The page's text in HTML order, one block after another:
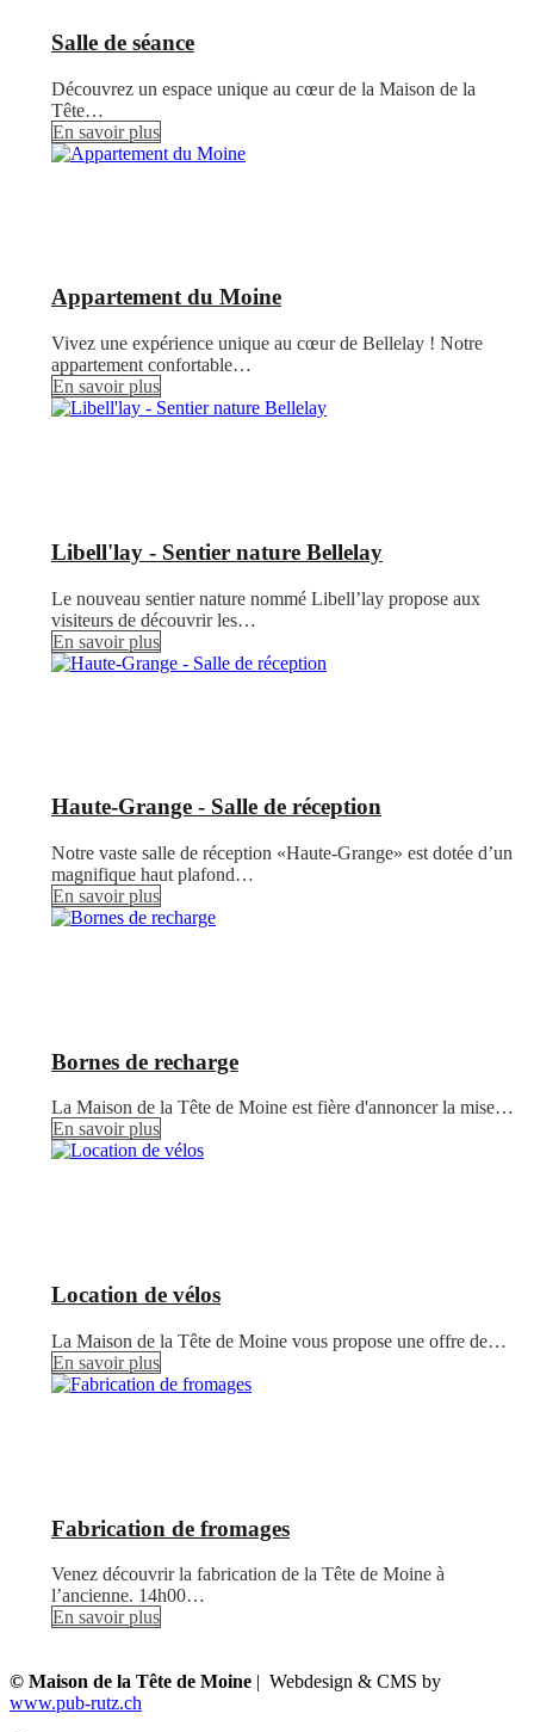
Salle de séance
Découvrez un espace unique au cœur de la Maison de la
Tête…
En savoir plus
Appartement du Moine
Vivez une expérience unique au cœur de Bellelay ! Notre
appartement confortable…
En savoir plus
Libell'lay - Sentier nature Bellelay
Le nouveau sentier nature nommé Libell’lay propose aux
visiteurs de découvrir les…
En savoir plus
Haute-Grange - Salle de réception
Notre vaste salle de réception «Haute-Grange» est dotée d’un
magnifique haut plafond…
En savoir plus
Bornes de recharge
La Maison de la Tête de Moine est fière d'annoncer la mise…
En savoir plus
Location de vélos
La Maison de la Tête de Moine vous propose une offre de…
En savoir plus
Fabrication de fromages
Venez découvrir la fabrication de la Tête de Moine à
l’ancienne. 14h00…
En savoir plus
© Maison de la Tête de Moine | Webdesign & CMS by
www.pub-rutz.ch